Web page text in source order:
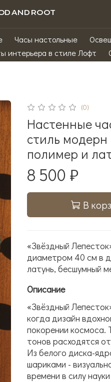
Часы настольные
интерьера в стиле Лофт
(0)
Настенные
стиль модерн
полимер и
8 500 ₽
В
«Звёздный
диаметром 40 см в
латунь, бесшумный
Описание
«Звёздный
когда дизайн
покорении космоса.
тонов расходятся
Из белого диска-
шариками -
времени в силу